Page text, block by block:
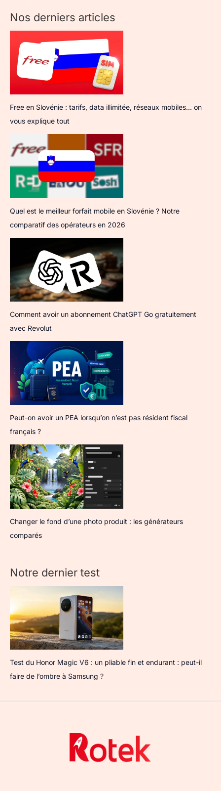
Nos derniers articles
Free en Slovénie : tarifs, data illimitée, réseaux mobiles… on
vous explique tout
Quel est le meilleur forfait mobile en Slovénie ? Notre
comparatif des opérateurs en 2026
Comment avoir un abonnement ChatGPT Go gratuitement
avec Revolut
Peut-on avoir un PEA lorsqu’on n’est pas résident fiscal
français ?
Changer le fond d’une photo produit : les générateurs
comparés
Notre dernier test
Test du Honor Magic V6 : un pliable fin et endurant : peut-il
faire de l’ombre à Samsung ?